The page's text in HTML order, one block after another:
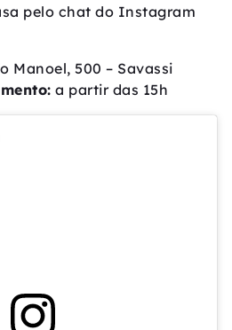
pelo chat do Instagram
Manoel, 500 – Savassi
a partir das 15h